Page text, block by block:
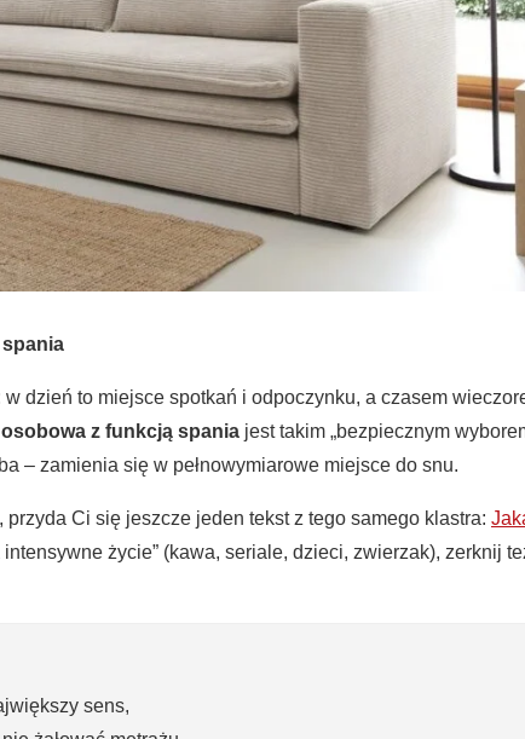
dzień to miejsce spotkań i odpoczynku, a czasem
z funkcją spania jest takim „bezpiecznym
– zamienia się w pełnowymiarowe miejsce do snu.
Ci się jeszcze jeden tekst z tego samego klastra:
intensywne życie” (kawa, seriale, dzieci, zwierzak), zerknij
sens,